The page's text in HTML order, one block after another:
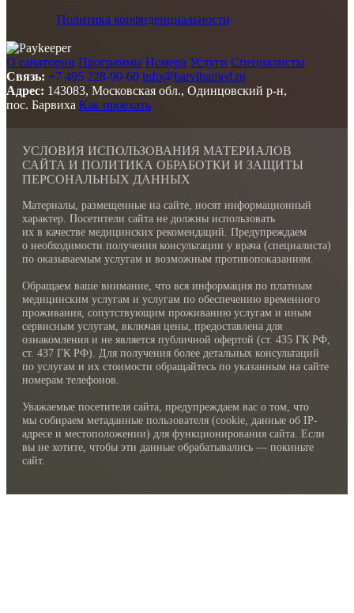
Политика конфиденциальности
О санатории Программы Номера Услуги Специалисты
Связь: +7 495 228-90-60 info@barvihamed.ru
Адрес: 143083, Московская обл., Одинцовский р-н,
пос. Барвиха Как проехать
УСЛОВИЯ ИСПОЛЬЗОВАНИЯ МАТЕРИАЛОВ
САЙТА И ПОЛИТИКА ОБРАБОТКИ И ЗАЩИТЫ
ПЕРСОНАЛЬНЫХ ДАННЫХ
Материалы, размещенные на сайте, носят информационный
характер. Посетители сайта не должны использовать
их в качестве медицинских рекомендаций. Предупреждаем
о необходимости получения консультации у врача (специалиста)
по оказываемым услугам и возможным противопоказаниям.
Обращаем ваше внимание, что вся информация по платным
медицинским услугам и услугам по обеспечению временного
проживания, сопутствующим проживанию услугам и иным
сервисным услугам, включая цены, предоставлена для
ознакомления и не является публичной офертой (ст. 435 ГК РФ,
cт. 437 ГК РФ). Для получения более детальных консультаций
по услугам и их стоимости обращайтесь по указанным на сайте
номерам телефонов.
Уважаемые посетителя сайта, предупреждаем вас о том, что
мы собираем метаданные пользователя (cookie, данные об IP-
адресе и местоположении) для функционирования сайта. Если
вы не хотите, чтобы эти данные обрабатывались — покиньте
сайт.